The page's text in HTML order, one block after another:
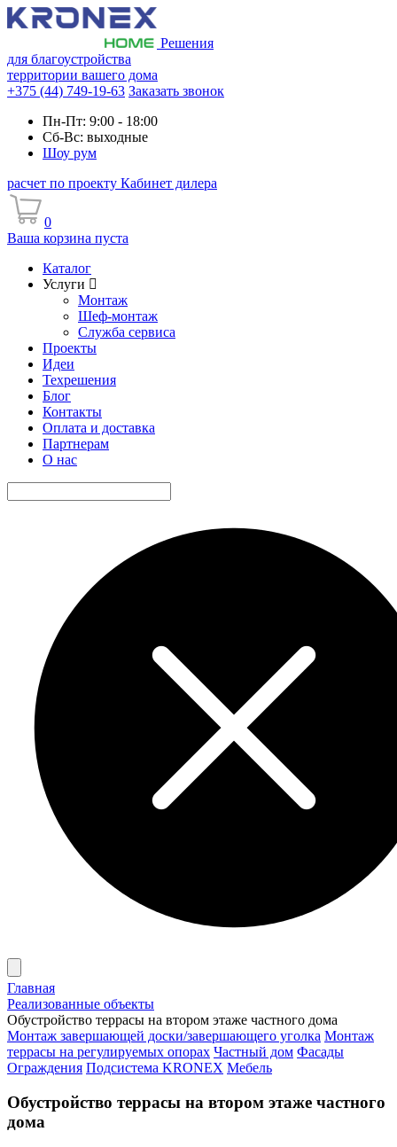
Решения
для благоустройства
территории вашего дома
+375 (44) 749-19-63 Заказать звонок
Пн-Пт: 9:00 - 18:00
Сб-Вс: выходные
Шоу рум
расчет по проекту Кабинет дилера
0
Ваша корзина пуста
Каталог
Услуги
Монтаж
Шеф-монтаж
Служба сервиса
Проекты
Идеи
Техрешения
Блог
Контакты
Оплата и доставка
Партнерам
О нас
Главная
Реализованные объекты
Обустройство террасы на втором этаже частного дома
Монтаж завершающей доски/завершающего уголка Монтаж
террасы на регулируемых опорах Частный дом Фасады
Ограждения Подсистема KRONEX Мебель
Обустройство террасы на втором этаже частного
дома